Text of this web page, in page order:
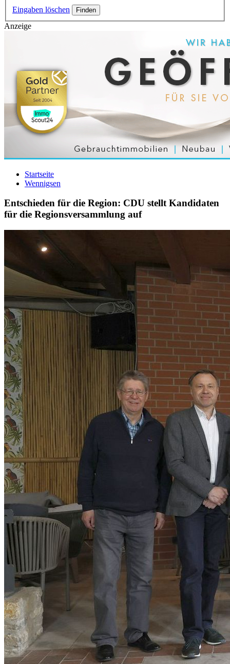
Eingaben löschen
Anzeige
Startseite
Wennigsen
Entschieden für die Region: CDU stellt Kandidaten
für die Regionsversammlung auf